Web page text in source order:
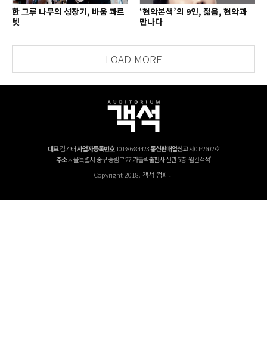
한 그루 나무의 성장기, 바움 콰르
텟
‘현악본색’의 9인, 젊음, 현악과
만나다
LOAD MORE
대표김기태사업자등록번호101-86-84423통신판매업신고제01-2602호
주소서울특별시 중구 중림로 27 가톨릭출판사 신관 5층 '월간객석'
Copyright 2018. 객석 컴퍼니